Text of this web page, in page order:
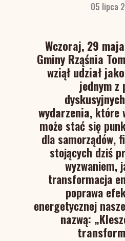
05 lipca
Wczoraj, 29
Gminy Rząśnia
wziął udział
jednym z
dyskusyjnych
wydarzenia, które
może stać się
dla samorządów,
stojących dziś
wyzwaniem,
transformacja
poprawa
energetycznej
nazwą: